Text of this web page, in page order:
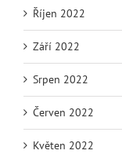
Říjen 2022
Září 2022
Srpen 2022
Červen 2022
Květen 2022